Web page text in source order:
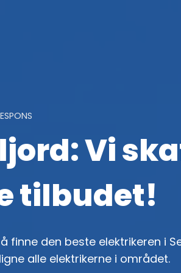
Vi
tilbudet!
finne den beste elektrikeren i
alle elektrikerne i området.